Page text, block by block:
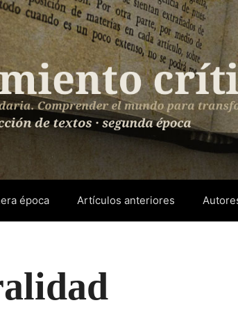
época Artículos anteriores